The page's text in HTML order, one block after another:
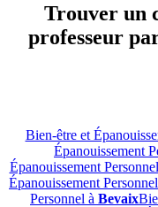
Trouver un
professeur
Bien-être et
Épanouissement
Épanouissement
Épanouissement
Personnel à Bevaix